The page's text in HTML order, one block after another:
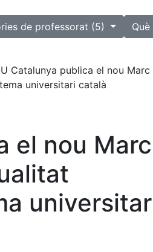
de professorat (5)
Catalunya publica el nou
universitari català
el nou Marc